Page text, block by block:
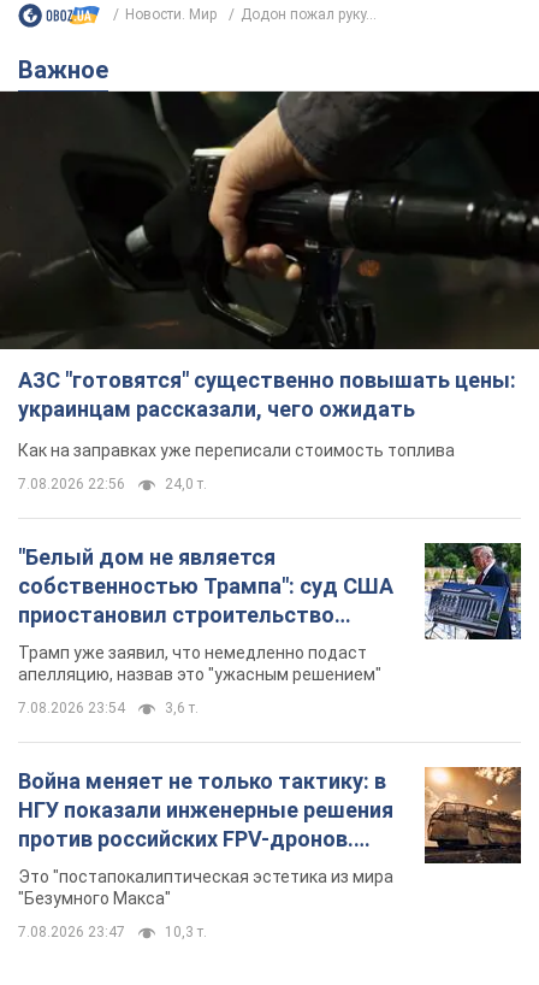
Новости. Мир Додон пожал руку...
Важное
АЗС "готовятся" существенно повышать цены:
украинцам рассказали, чего ожидать
Как на заправках уже переписали стоимость топлива
7.08.2026 22:56 24,0 т.
"Белый дом не является
собственностью Трампа": суд США
приостановил строительство
бального зала стоимостью 400 млн
долларов
Трамп уже заявил, что немедленно подаст
апелляцию, назвав это "ужасным решением"
7.08.2026 23:54 3,6 т.
Война меняет не только тактику: в
НГУ показали инженерные решения
против российских FPV-дронов.
Фото
Это "постапокалиптическая эстетика из мира
"Безумного Макса"
7.08.2026 23:47 10,3 т.